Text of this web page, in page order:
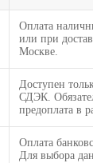
Оплата
или при
Москве.
Доступен
СДЭК.
предоплата в
Оплата
Для выбора